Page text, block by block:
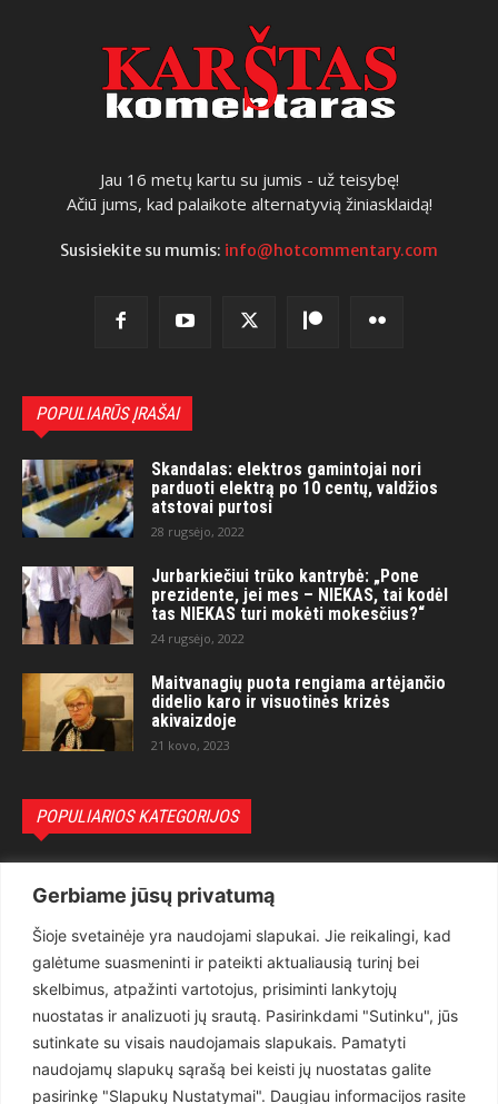
Gerbiame jūsų privatumą
Šioje svetainėje yra naudojami slapukai. Jie reikalingi, kad
galėtume suasmeninti ir pateikti aktualiausią turinį bei
skelbimus, atpažinti vartotojus, prisiminti lankytojų
nuostatas ir analizuoti jų srautą. Pasirinkdami "Sutinku", jūs
sutinkate su visais naudojamais slapukais. Pamatyti
naudojamų slapukų sąrašą bei keisti jų nuostatas galite
pasirinkę "Slapukų Nustatymai". Daugiau informacijos rasite
Jau 16 metų kartu su jumis - už teisybę!
Ačiū jums, kad palaikote alternatyvią žiniasklaidą!
Susisiekite su mumis: info@hotcommentary.com
POPULIARŪS ĮRAŠAI
Skandalas: elektros gamintojai nori
parduoti elektrą po 10 centų, valdžios
atstovai purtosi
28 rugsėjo, 2022
Jurbarkiečiui trūko kantrybė: „Pone
prezidente, jei mes – NIEKAS, tai kodėl
tas NIEKAS turi mokėti mokesčius?“
24 rugsėjo, 2022
Maitvanagių puota rengiama artėjančio
didelio karo ir visuotinės krizės
akivaizdoje
21 kovo, 2023
POPULIARIOS KATEGORIJOS
Teisėsauga
1497
Aktualu
Lietuva
619
Pasaulis
Статьи на русском